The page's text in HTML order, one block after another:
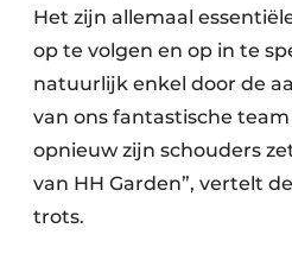
Het zijn allemaal
op te volgen en op in te
natuurlijk enkel door de
van ons fantastische
opnieuw zijn schouders
van HH Garden”, vertelt
trots.